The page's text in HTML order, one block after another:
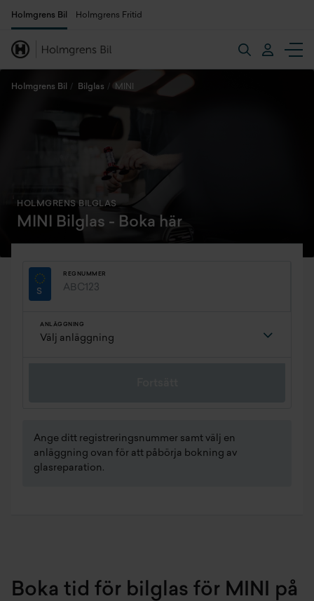
Holmgrens Bil Holmgrens Fritid
Holmgrens Bil Bilglas MINI
HOLMGRENS BILGLAS
MINI Bilglas - Boka här
REGNUMMER
ANLÄGGNING
Ange ditt registreringsnummer samt välj en
anläggning ovan för att påbörja bokning av
glasreparation.
Boka tid för bilglas för MINI på